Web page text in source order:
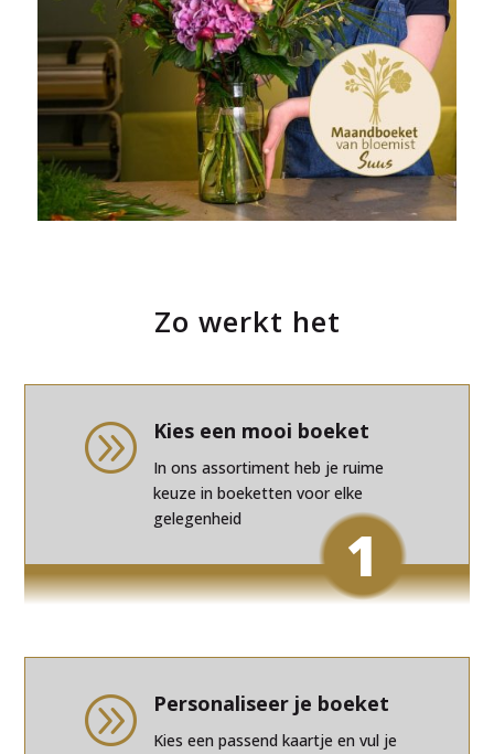
Zo werkt het
A Kies een mooi boeket
In ons assortiment heb je ruime
keuze in boeketten voor elke
gelegenheid
1
A Personaliseer je boeket
Kies een passend kaartje en vul je